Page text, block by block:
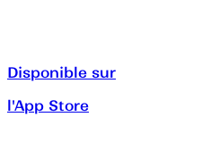
Disponible sur
l'App Store